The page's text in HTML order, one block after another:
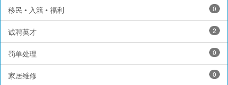
移民 • 入籍 • 福利 0
诚聘英才 2
罚单处理 0
家居维修 0